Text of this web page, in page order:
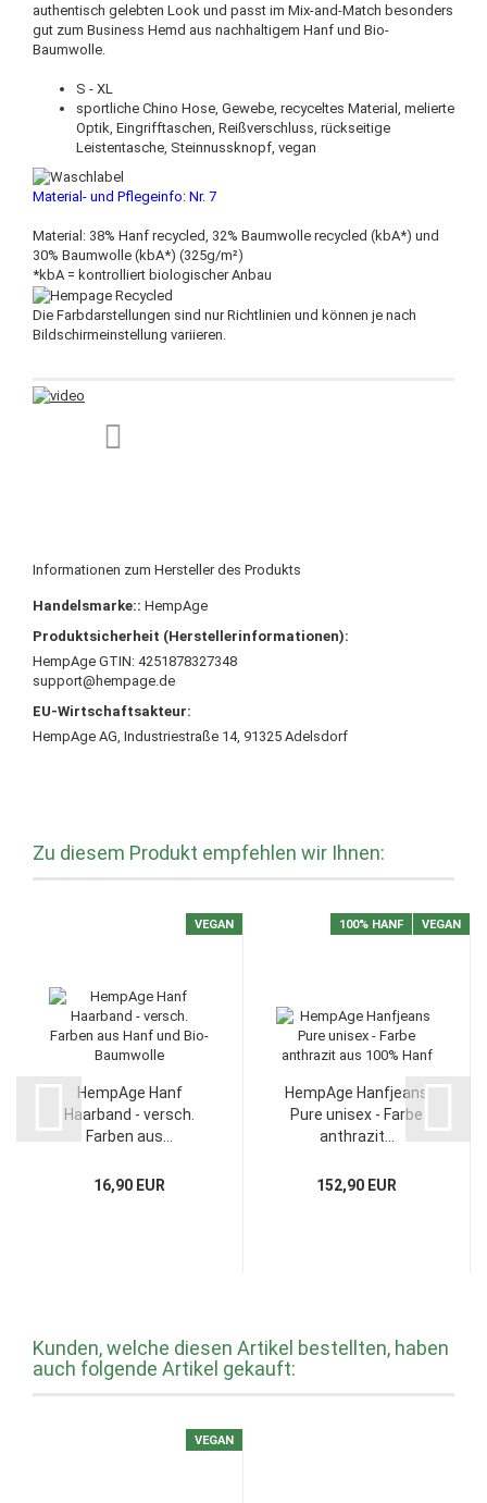
authentisch gelebten Look und passt im Mix-and-Match besonders
gut zum Business Hemd aus nachhaltigem Hanf und Bio-
Baumwolle.
S - XL
sportliche Chino Hose, Gewebe, recyceltes Material, melierte
Optik, Eingrifftaschen, Reißverschluss, rückseitige
Leistentasche, Steinnussknopf, vegan
Material- und Pflegeinfo: Nr. 7
Material: 38% Hanf recycled, 32% Baumwolle recycled (kbA*) und
30% Baumwolle (kbA*) (325g/m²)
*kbA = kontrolliert biologischer Anbau
Die Farbdarstellungen sind nur Richtlinien und können je nach
Bildschirmeinstellung variieren.
Informationen zum Hersteller des Produkts
Handelsmarke:: HempAge
Produktsicherheit (Herstellerinformationen):
HempAge GTIN: 4251878327348
support@hempage.de
EU-Wirtschaftsakteur:
HempAge AG, Industriestraße 14, 91325 Adelsdorf
Zu diesem Produkt empfehlen wir Ihnen:
VEGAN
HempAge Hanf
Haarband - versch.
Farben aus...
16,90 EUR
100% HANF VEGAN
HempAge Hanfjeans
Pure unisex - Farbe
anthrazit...
152,90 EUR
Kunden, welche diesen Artikel bestellten, haben
auch folgende Artikel gekauft:
VEGAN